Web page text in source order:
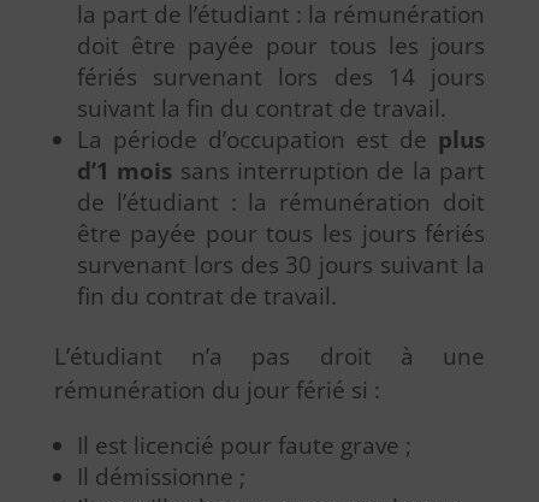
la part de l’étudiant : la rémunération
doit être payée pour tous les jours
fériés survenant lors des 14 jours
suivant la fin du contrat de travail.
La période d’occupation est de plus
d’1 mois sans interruption de la part
de l’étudiant : la rémunération doit
être payée pour tous les jours fériés
survenant lors des 30 jours suivant la
fin du contrat de travail.
L’étudiant n’a pas droit à une
rémunération du jour férié si :
Il est licencié pour faute grave ;
Il démissionne ;